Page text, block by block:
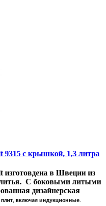
9315 с крышкой, 1,3 литра
изготовдена в Швеции из
литья. С боковыми литыми
дизайнерская
плит, включая индукционные.